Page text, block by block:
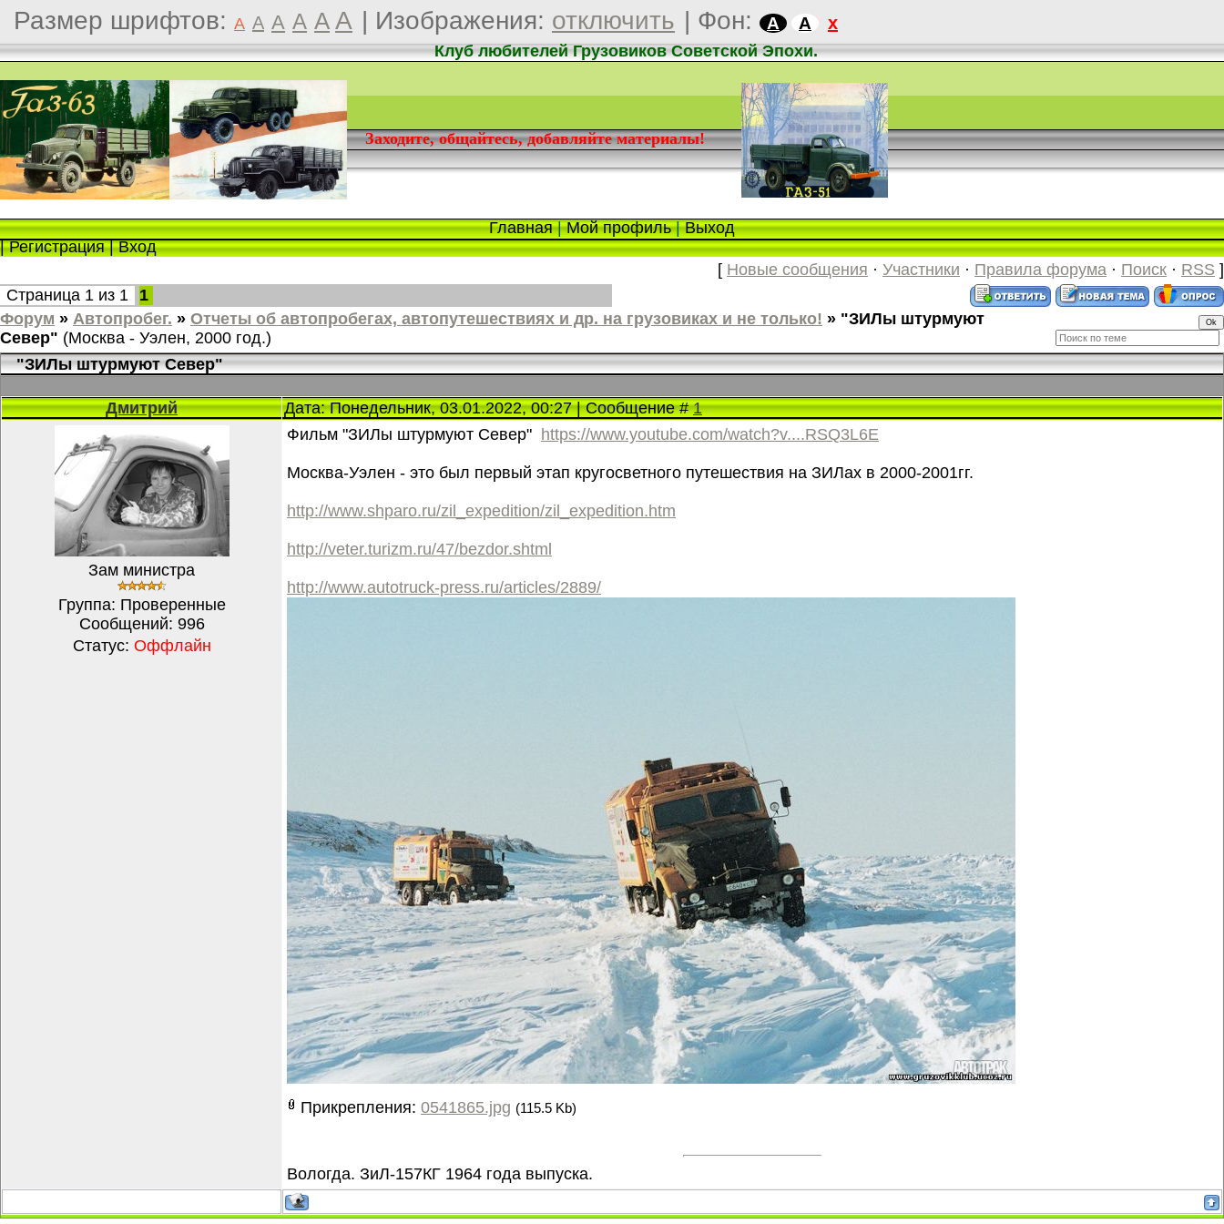
Размер шрифтов: A A A A A A | Изображения: отключить | Фон: A A x
Клуб любителей Грузовиков Советской Эпохи.
Заходите, общайтесь, добавляйте материалы!
Главная|Мой профиль|Выход
|Регистрация|Вход
[ Новые сообщения · Участники · Правила форума · Поиск · RSS ]
Страница 1 из 1
1
Форум » Автопробег. » Отчеты об автопробегах, автопутешествиях и др. на грузовиках и не только! » "ЗИЛы штурмуют
Север" (Москва - Уэлен, 2000 год.)
"ЗИЛы штурмуют Север"
Дмитрий Дата: Понедельник, 03.01.2022, 00:27 | Сообщение #1
Зам министра
Группа: Проверенные
Сообщений: 996
Статус: Оффлайн
Фильм "ЗИЛы штурмуют Север" https://www.youtube.com/watch?v....RSQ3L6E
Москва-Уэлен - это был первый этап кругосветного путешествия на ЗИЛах в 2000-2001гг.
http://www.shparo.ru/zil_expedition/zil_expedition.htm
http://veter.turizm.ru/47/bezdor.shtml
http://www.autotruck-press.ru/articles/2889/
Прикрепления: 0541865.jpg (115.5 Kb)
Вологда. ЗиЛ-157КГ 1964 года выпуска.